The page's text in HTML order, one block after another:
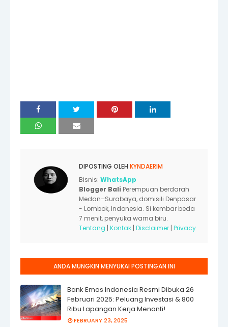
DIPOSTING OLEH KYNDAERIM
Bisnis: WhatsApp
Blogger Bali Perempuan berdarah
Medan–Surabaya, domisili Denpasar
- Lombok, Indonesia. Si kembar beda
7 menit, penyuka warna biru.
Tentang | Kontak | Disclaimer | Privacy
ANDA MUNGKIN MENYUKAI POSTINGAN INI
Bank Emas Indonesia Resmi Dibuka 26
Februari 2025: Peluang Investasi & 800
Ribu Lapangan Kerja Menanti!
FEBRUARY 23, 2025